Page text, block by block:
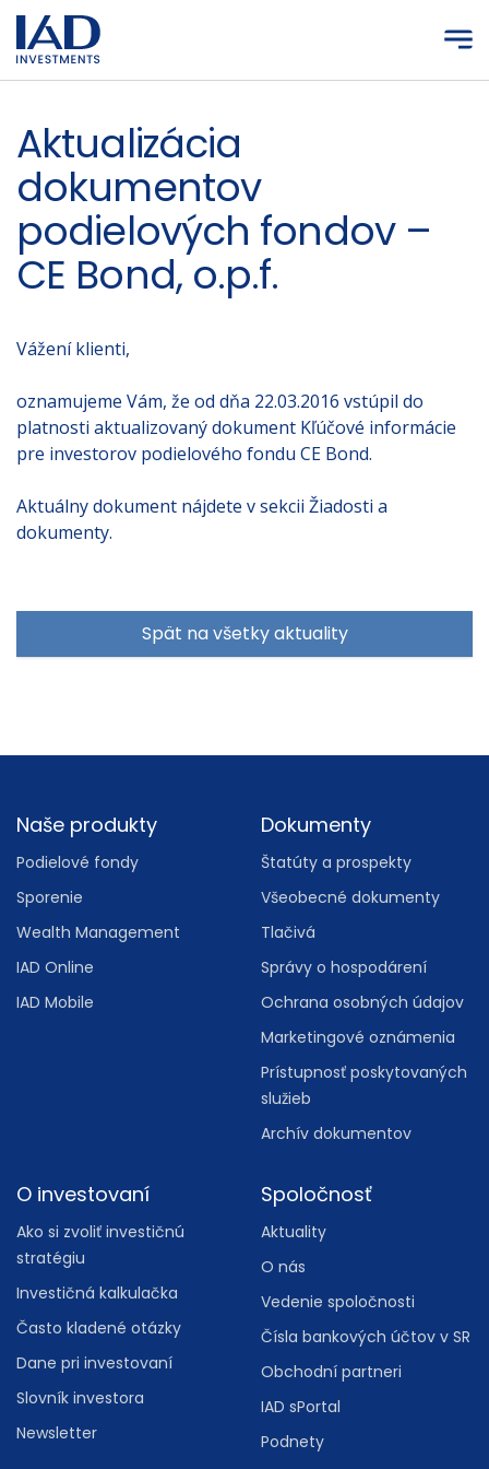
Prejsť na hlavný obsah
Aktualizácia
dokumentov
podielových fondov –
CE Bond, o.p.f.
Vážení klienti,
oznamujeme Vám, že od dňa 22.03.2016 vstúpil do
platnosti aktualizovaný dokument Kľúčové informácie
pre investorov podielového fondu CE Bond.
Aktuálny dokument nájdete v sekcii Žiadosti a
dokumenty.
Spät na všetky aktuality
Footer
Naše produkty
Podielové fondy
Sporenie
Wealth Management
IAD Online
IAD Mobile
Dokumenty
Štatúty a prospekty
Všeobecné dokumenty
Tlačivá
Správy o hospodárení
Ochrana osobných údajov
Marketingové oznámenia
Prístupnosť poskytovaných
služieb
Archív dokumentov
O investovaní
Ako si zvoliť investičnú
stratégiu
Investičná kalkulačka
Často kladené otázky
Dane pri investovaní
Slovník investora
Newsletter
Spoločnosť
Aktuality
O nás
Vedenie spoločnosti
Čísla bankových účtov v SR
Obchodní partneri
IAD sPortal
Podnety